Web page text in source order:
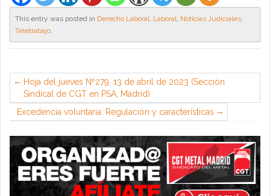
This entry was posted in Derecho Laboral, Laboral, Noticias Judiciales,
Teletrabajo.
Hoja del jueves Nº279, 13 de abril de 2023 (Sección
Sindical de CGT en PSA, Madrid)
Excedencia voluntaria: Regulación y características